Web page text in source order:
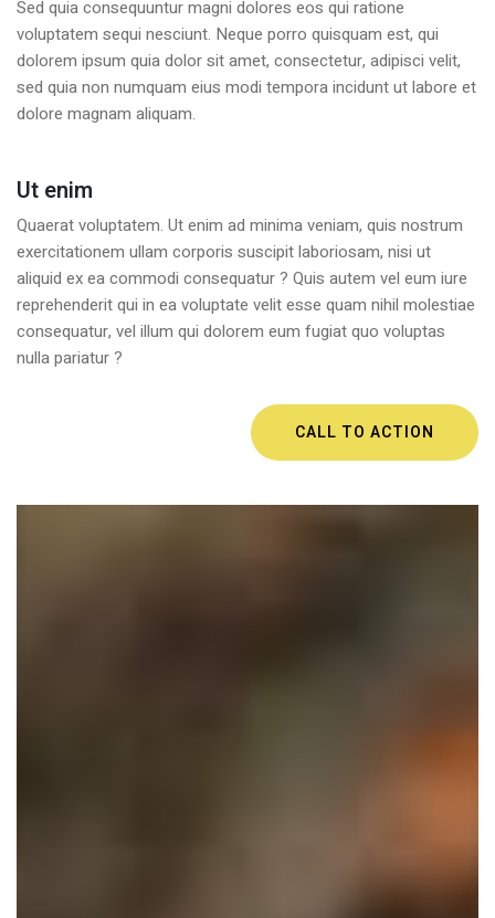
Sed quia consequuntur magni dolores eos qui ratione
voluptatem sequi nesciunt. Neque porro quisquam est, qui
dolorem ipsum quia dolor sit amet, consectetur, adipisci velit,
sed quia non numquam eius modi tempora incidunt ut labore et
dolore magnam aliquam.
Ut enim
Quaerat voluptatem. Ut enim ad minima veniam, quis nostrum
exercitationem ullam corporis suscipit laboriosam, nisi ut
aliquid ex ea commodi consequatur ? Quis autem vel eum iure
reprehenderit qui in ea voluptate velit esse quam nihil molestiae
consequatur, vel illum qui dolorem eum fugiat quo voluptas
nulla pariatur ?
CALL TO ACTION